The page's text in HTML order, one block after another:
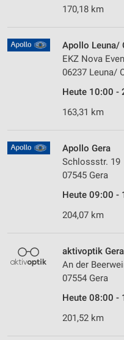
170,18 km
Apollo Leuna/
EKZ Nova
06237 Leuna/
Heute 10:00 -
163,31 km
Apollo Gera
Schlossstr. 19
07545 Gera
Heute 09:00 -
204,07 km
aktivoptik Gera
An der
07554 Gera
Heute 08:00 -
201,52 km